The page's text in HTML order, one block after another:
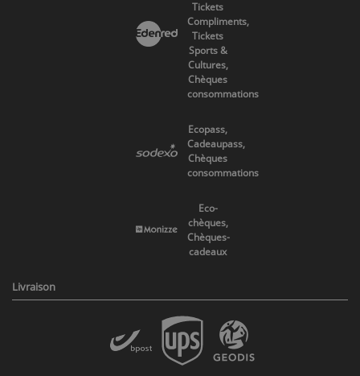
Tickets
Compliments,
Tickets
Sports &
Cultures,
Chèques
consommations
Ecopass,
Cadeaupass,
Chèques
consommations
Eco-
chèques,
Chèques-
cadeaux
Livraison